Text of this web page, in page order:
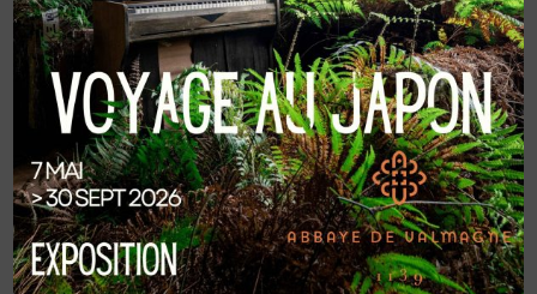
LIEU
Abbaye de Valmagne
Abbaye Sainte-Marie de Valmagne
VILLEVEYRAC,34560France
+ Google Map